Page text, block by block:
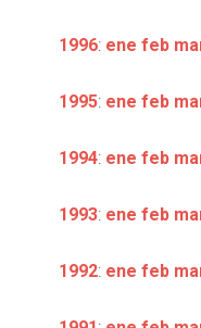
1996: ene feb
1995: ene feb
1994: ene feb
1993: ene feb
1992: ene feb